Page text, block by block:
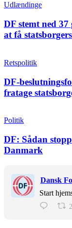
Udlændinge
DF stemt ned
at få
Retspolitik
DF-
fratage
Politik
DF: Sådan
Danmark
Dansk
Start